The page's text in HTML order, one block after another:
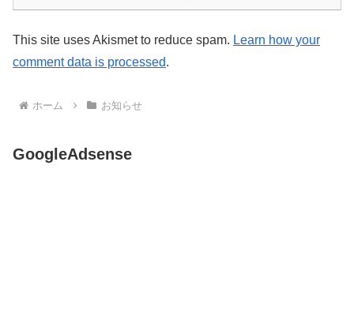
This site uses Akismet to reduce spam. Learn how your
comment data is processed.
ホーム お知らせ
GoogleAdsense